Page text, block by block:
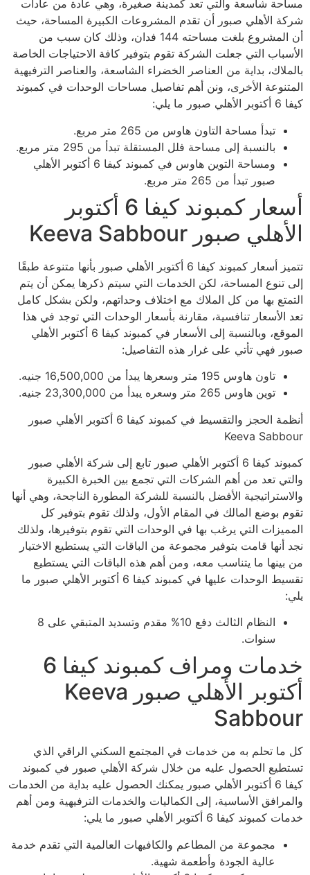
مساحة شاسعة والتي تعد كمدينة صغيرة، وهي عادة من عادات
شركة الأهلي صبور أن تقدم المشروعات الكبيرة المساحة، حيث
أن المشروع بلغت مساحته 144 فدان، وذلك كان سبب من
الأسباب التي جعلت الشركة تقوم بتوفير كافة الاحتياجات الخاصة
بالملاك، بداية من العناصر الخضراء الشاسعة، والعناصر الترفيهية
المتنوعة الأخرى، ونن أهم تفاصيل مساحات الوحدات في كمبوند
كيفا 6 أكتوبر الأهلي صبور ما يلي:
تبدأ مساحة التاون هاوس من 265 متر مربع.
بالنسبة إلى مساحة فلل المستقلة تبدأ من 295 متر مربع.
ومساحة التوين هاوس في كمبوند كيفا 6 أكتوبر الأهلي
صبور تبدأ من 265 متر مربع.
أسعار كمبوند كيفا 6 أكتوبر
الأهلي صبور Keeva Sabbour
تتميز أسعار كمبوند كيفا 6 أكتوبر الأهلي صبور بأنها متنوعة طبقًا
إلى تنوع المساحة، لكن الخدمات التي سيتم ذكرها يمكن أن يتم
التمتع بها من كل الملاك مع اختلاف وحداتهم، ولكن بشكل كامل
تعد الأسعار تنافسية، مقارنة بأسعار الوحدات التي توجد في هذا
الموقع، وبالنسبة إلى الأسعار في كمبوند كيفا 6 أكتوبر الأهلي
صبور فهي تأتي على غرار هذه التفاصيل:
تاون هاوس 195 متر وسعرها يبدأ من 16,500,000 جنيه.
توين هاوس 265 متر وسعره يبدأ من 23,300,000 جنيه.
أنظمة الحجز والتقسيط في كمبوند كيفا 6 أكتوبر الأهلي صبور
Keeva Sabbour
كمبوند كيفا 6 أكتوبر الأهلي صبور تابع إلى شركة الأهلي صبور
والتي تعد من أهم الشركات التي تجمع بين الخبرة الكبيرة
والاستراتيجية الأفضل بالنسبة للشركة المطورة الناجحة، وهي أنها
تقوم بوضع المالك في المقام الأول، ولذلك تقوم بتوفير كل
المميزات التي يرغب بها في الوحدات التي تقوم بتوفيرها، ولذلك
نجد أنها قامت بتوفير مجموعة من الباقات التي يستطيع الاختيار
من بينها ما يتناسب معه، ومن أهم هذه الباقات التي يستطيع
تقسيط الوحدات عليها في كمبوند كيفا 6 أكتوبر الأهلي صبور ما
يلي:
النظام الثالث دفع 10% مقدم وتسديد المتبقي على 8
سنوات.
خدمات ومراف كمبوند كيفا 6
أكتوبر الأهلي صبور Keeva
Sabbour
كل ما تحلم به من خدمات في المجتمع السكني الراقي الذي
تستطيع الحصول عليه من خلال شركة الأهلي صبور في كمبوند
كيفا 6 أكتوبر الأهلي صبور يمكنك الحصول عليه بداية من الخدمات
والمرافق الأساسية، إلى الكماليات والخدمات الترفيهية ومن أهم
خدمات كمبوند كيفا 6 أكتوبر الأهلي صبور ما يلي:
مجموعة من المطاعم والكافيهات العالمية التي تقدم خدمة
عالية الجودة وأطعمة شهية.